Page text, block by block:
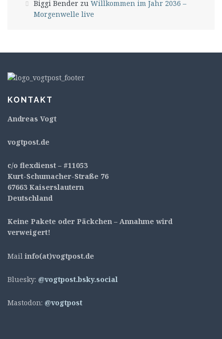
Biggi Bender zu Willkommen im Jahr 2036 –
Morgenwelle live
KONTAKT
Andreas Vogt
vogtpost.de
c/o flexdienst – #11053
Kurt-Schumacher-Straße 76
67663 Kaiserslautern
Deutschland
Keine Pakete oder Päckchen – Annahme wird
verweigert!
Mail info(at)vogtpost.de
Bluesky: @vogtpost.bsky.social
Mastodon: @vogtpost